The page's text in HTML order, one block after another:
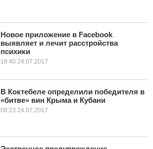
Новое приложение в Facebook
выявляет и лечит расстройства
психики
18:40 24.07.2017
В Коктебеле определили победителя в
«битве» вин Крыма и Кубани
08:23 24.07.2017